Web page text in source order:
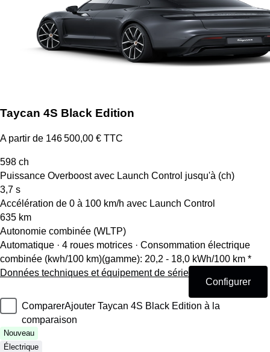
Taycan 4S Black Edition
A partir de 146 500,00 € TTC
598 ch
Puissance Overboost avec Launch Control jusqu'à (ch)
3,7 s
Accélération de 0 à 100 km/h avec Launch Control
635 km
Autonomie combinée (WLTP)
Automatique · 4 roues motrices · Consommation électrique
combinée (kwh/100 km)(gamme): 20,2 - 18,0 kWh/100 km *
Données techniques et équipement de série
Configurer
ComparerAjouter Taycan 4S Black Edition à la
comparaison
Nouveau
Électrique